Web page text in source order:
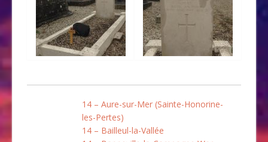
14 – Aure-sur-Mer (Sainte-Honorine-
les-Pertes)
14 – Bailleul-la-Vallée